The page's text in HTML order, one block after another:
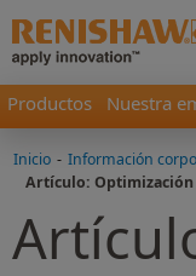
Productos Nuestra
Inicio - Información
Artículo: Optimización